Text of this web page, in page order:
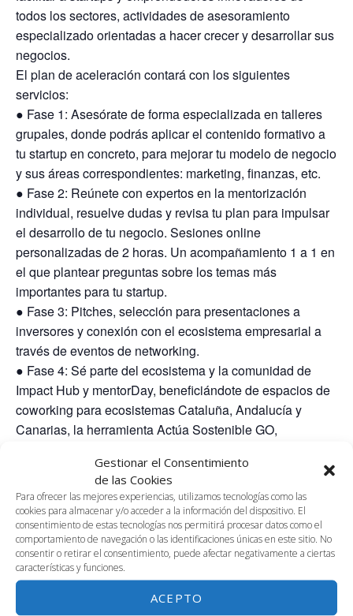
Gestionar el Consentimiento
de las Cookies
Para ofrecer las mejores experiencias, utilizamos tecnologías como las
cookies para almacenar y/o acceder a la información del dispositivo. El
consentimiento de estas tecnologías nos permitirá procesar datos como el
comportamiento de navegación o las identificaciones únicas en este sitio. No
consentir o retirar el consentimiento, puede afectar negativamente a ciertas
características y funciones.
ACEPTO
todos los sectores, actividades de asesoramiento
especializado orientadas a hacer crecer y desarrollar sus
negocios.
El plan de aceleración contará con los siguientes
servicios:
● Fase 1: Asesórate de forma especializada en talleres
grupales, donde podrás aplicar el contenido formativo a
tu startup en concreto, para mejorar tu modelo de negocio
y sus áreas correspondientes: marketing, finanzas, etc.
● Fase 2: Reúnete con expertos en la mentorización
individual, resuelve dudas y revisa tu plan para impulsar
el desarrollo de tu negocio. Sesiones online
personalizadas de 2 horas. Un acompañamiento 1 a 1 en
el que plantear preguntas sobre los temas más
importantes para tu startup.
● Fase 3: Pitches, selección para presentaciones a
inversores y conexión con el ecosistema empresarial a
través de eventos de networking.
● Fase 4: Sé parte del ecosistema y la comunidad de
Impact Hub y mentorDay, beneficiándote de espacios de
coworking para ecosistemas Cataluña, Andalucía y
Canarias, la herramienta Actúa Sostenible GO,
Duración del programa de aceleración: 5 meses
Formato:
➔ 1º mes: 15 talleres de 4h.
➔ 2º mes: 20 sesiones de mentorías de 2h.
➔ Durante los 5 meses: Se realizará 1 evento mensual